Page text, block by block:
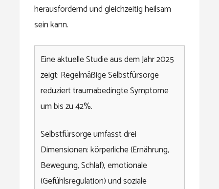
herausfordernd und gleichzeitig heilsam
sein kann.
Eine aktuelle Studie aus dem Jahr 2025
zeigt: Regelmäßige Selbstfürsorge
reduziert traumabedingte Symptome
um bis zu 42%.
Selbstfürsorge umfasst drei
Dimensionen: körperliche (Ernährung,
Bewegung, Schlaf), emotionale
(Gefühlsregulation) und soziale